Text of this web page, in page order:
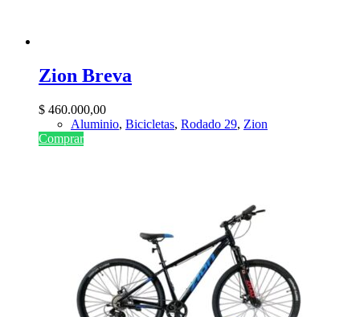
Zion Breva
$ 460.000,00
Aluminio, Bicicletas, Rodado 29, Zion
Comprar